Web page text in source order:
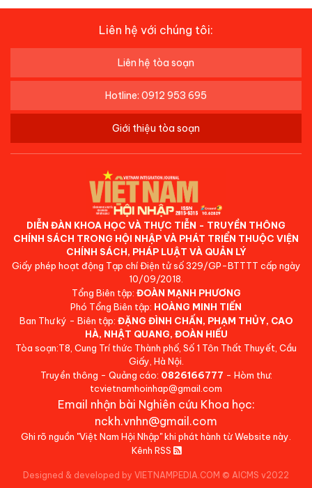
Liên hệ với chúng tôi:
Liên hệ tòa soạn
Hotline: 0912 953 695
Giới thiệu tòa soạn
DIỄN ĐÀN KHOA HỌC VÀ THỰC TIỄN - TRUYỀN THÔNG
CHÍNH SÁCH TRONG HỘI NHẬP VÀ PHÁT TRIỂN THUỘC VIỆN
CHÍNH SÁCH, PHÁP LUẬT VÀ QUẢN LÝ
Giấy phép hoạt động Tạp chí Điện tử số 329/GP-BTTTT cấp ngày
10/09/2018.
Tổng Biên tập: ĐOÀN MẠNH PHƯƠNG
Phó Tổng Biên tập: HOÀNG MINH TIẾN
Ban Thư ký - Biên tập: ĐẶNG ĐÌNH CHẤN, PHẠM THỦY, CAO
HÀ, NHẬT QUANG, ĐOÀN HIẾU
Tòa soạn:T8, Cung Trí thức Thành phố, Số 1 Tôn Thất Thuyết, Cầu
Giấy, Hà Nội.
Truyền thông - Quảng cáo: 0826166777 - Hòm thư:
tcvietnamhoinhap@gmail.com
Email nhận bài Nghiên cứu Khoa học:
nckh.vnhn@gmail.com
Ghi rõ nguồn "Việt Nam Hội Nhập" khi phát hành từ Website này.
Kênh RSS
Designed & developed by VIETNAMPEDIA.COM © AICMS v2022